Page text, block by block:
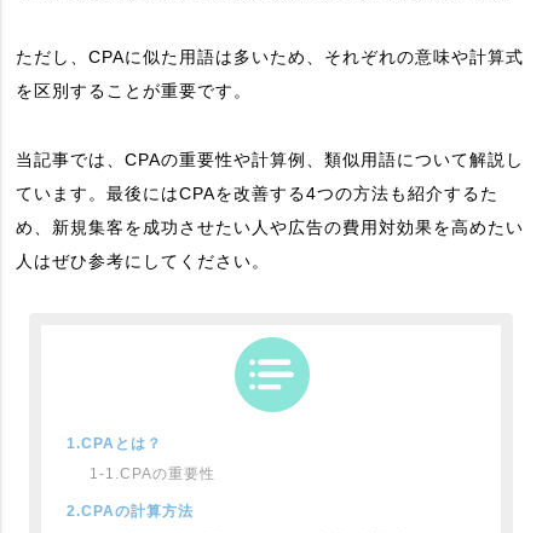
ただし、CPAに似た用語は多いため、それぞれの意味や計算式
を区別することが重要です。
当記事では、CPAの重要性や計算例、類似用語について解説し
ています。最後にはCPAを改善する4つの方法も紹介するた
め、新規集客を成功させたい人や広告の費用対効果を高めたい
人はぜひ参考にしてください。
1.CPAとは？
1-1.CPAの重要性
2.CPAの計算方法